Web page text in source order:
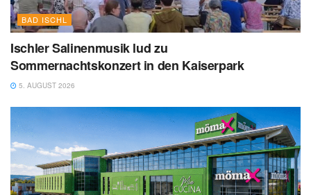
BAD ISCHL
Ischler Salinenmusik lud zu
Sommernachtskonzert in den Kaiserpark
5. AUGUST 2026